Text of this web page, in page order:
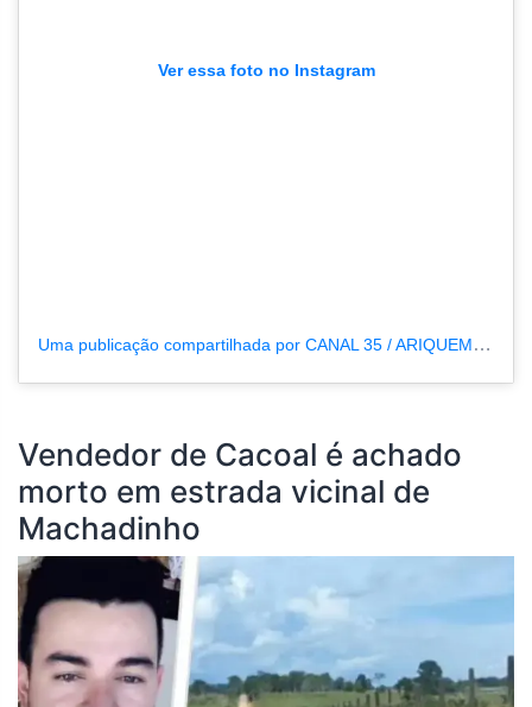
Ver essa foto no Instagram
Uma publicação compartilhada por CANAL 35 / ARIQUEMES190 (@tvpcanal35)
Vendedor de Cacoal é achado
morto em estrada vicinal de
Machadinho